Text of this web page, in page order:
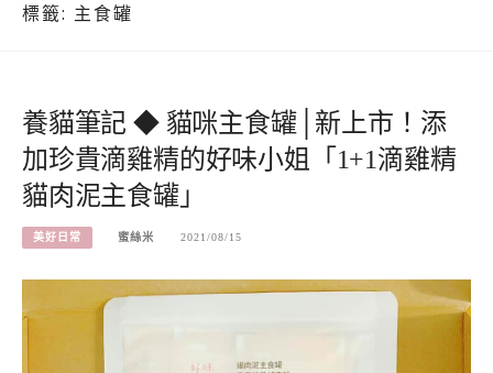
標籤: 主食罐
養貓筆記 ◆ 貓咪主食罐│新上市！添
加珍貴滴雞精的好味小姐「1+1滴雞精
貓肉泥主食罐」
美好日常 蜜絲米 2021/08/15